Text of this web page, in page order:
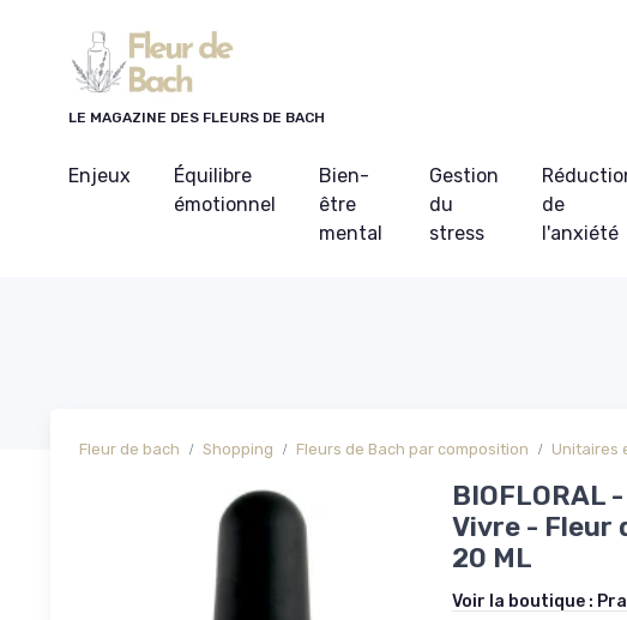
LE MAGAZINE DES FLEURS DE BACH
Enjeux
Équilibre
émotionnel
Bien-
être
mental
Gestion
du
stress
de
l'anxiété
Fleur de bach Shopping Fleurs de Bach par composition Unitaires
BIOFLORAL
Vivre - Fleur
20 ML
Voir la boutique :